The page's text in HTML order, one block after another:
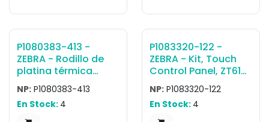
P1080383-413 -
ZEBRA - Rodillo de
platina térmica
directa Rodillo de
impresión 203 dpi,
ZD420D ZD620D
NP: P1080383-413
En Stock: 4
P1083320-122 -
ZEBRA - Kit, Touch
Control Panel, ZT610
ZT610R.
NP: P1083320-122
En Stock: 4